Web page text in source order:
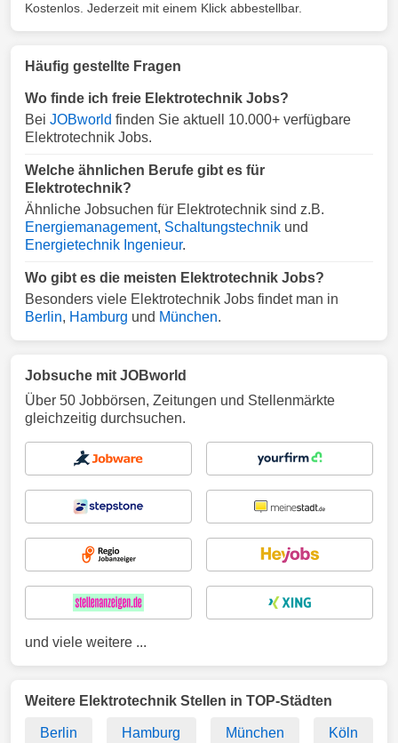
Kostenlos. Jederzeit mit einem Klick abbestellbar.
Häufig gestellte Fragen
Wo finde ich freie Elektrotechnik Jobs?
Bei JOBworld finden Sie aktuell 10.000+ verfügbare
Elektrotechnik Jobs.
Welche ähnlichen Berufe gibt es für
Elektrotechnik?
Ähnliche Jobsuchen für Elektrotechnik sind z.B.
Energiemanagement, Schaltungstechnik und
Energietechnik Ingenieur.
Wo gibt es die meisten Elektrotechnik Jobs?
Besonders viele Elektrotechnik Jobs findet man in
Berlin, Hamburg und München.
Jobsuche mit JOBworld
Über 50 Jobbörsen, Zeitungen und Stellenmärkte
gleichzeitig durchsuchen.
und viele weitere ...
Weitere Elektrotechnik Stellen in TOP-Städten
Berlin Hamburg München Köln